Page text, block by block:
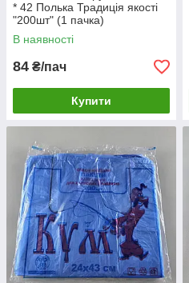
* 42 Полька Традиція якості
"200шт" (1 пачка)
В наявності
84 ₴/пач
Купити